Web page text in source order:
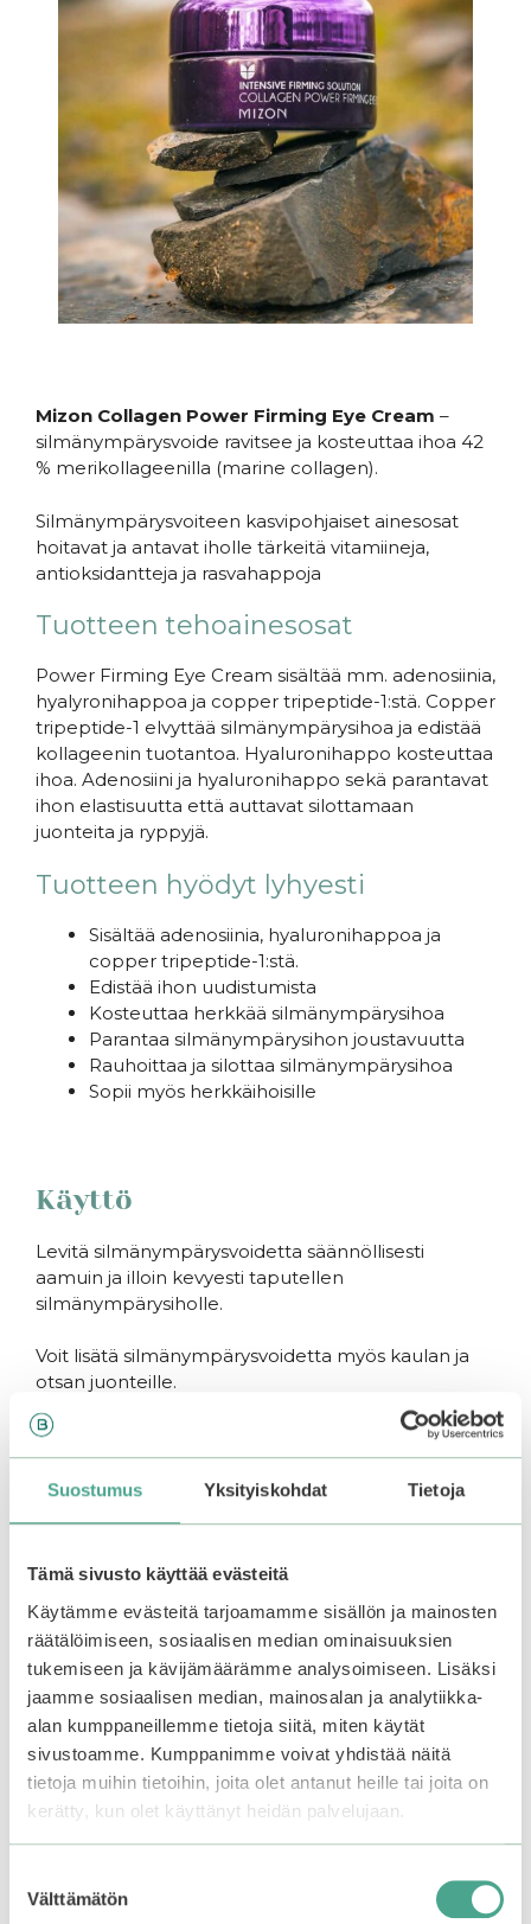
Suostumus Yksityiskohdat Tietoja
Tämä sivusto käyttää evästeitä
Käytämme evästeitä tarjoamamme sisällön ja mainosten
räätälöimiseen, sosiaalisen median ominaisuuksien
tukemiseen ja kävijämäärämme analysoimiseen. Lisäksi
jaamme sosiaalisen median, mainosalan ja analytiikka-
alan kumppaneillemme tietoja siitä, miten käytät
sivustoamme. Kumppanimme voivat yhdistää näitä
tietoja muihin tietoihin, joita olet antanut heille tai joita on
kerätty, kun olet käyttänyt heidän palvelujaan.
valinta
Välttämätön
Mizon Collagen Power Firming Eye Cream –
silmänympärysvoide ravitsee ja kosteuttaa ihoa 42
% merikollageenilla (marine collagen).
Silmänympärysvoiteen kasvipohjaiset ainesosat
hoitavat ja antavat iholle tärkeitä vitamiineja,
antioksidantteja ja rasvahappoja
Tuotteen tehoainesosat
Power Firming Eye Cream sisältää mm. adenosiinia,
hyalyronihappoa ja copper tripeptide-1:stä. Copper
tripeptide-1 elvyttää silmänympärysihoa ja edistää
kollageenin tuotantoa. Hyaluronihappo kosteuttaa
ihoa. Adenosiini ja hyaluronihappo sekä parantavat
ihon elastisuutta että auttavat silottamaan
juonteita ja ryppyjä.
Tuotteen hyödyt lyhyesti
Sisältää adenosiinia, hyaluronihappoa ja
copper tripeptide-1:stä.
Edistää ihon uudistumista
Kosteuttaa herkkää silmänympärysihoa
Parantaa silmänympärysihon joustavuutta
Rauhoittaa ja silottaa silmänympärysihoa
Sopii myös herkkäihoisille
Käyttö
Levitä silmänympärysvoidetta säännöllisesti
aamuin ja illoin kevyesti taputellen
silmänympärysiholle.
Voit lisätä silmänympärysvoidetta myös kaulan ja
otsan juonteille.
Saatat myös pitää...
Coxir | Black Snail
4.88
5:stä
23,90€
Mizon | Collagen